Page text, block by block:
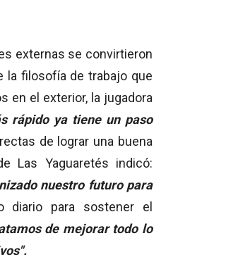
externas se convirtieron
la filosofía de trabajo que
en el exterior, la jugadora
rápido ya tiene un paso
de lograr una buena
Las Yaguaretés indicó:
nuestro futuro para
diario para sostener el
de mejorar todo lo